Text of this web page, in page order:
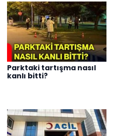
Parktaki tartışma nasıl
kanlı bitti?